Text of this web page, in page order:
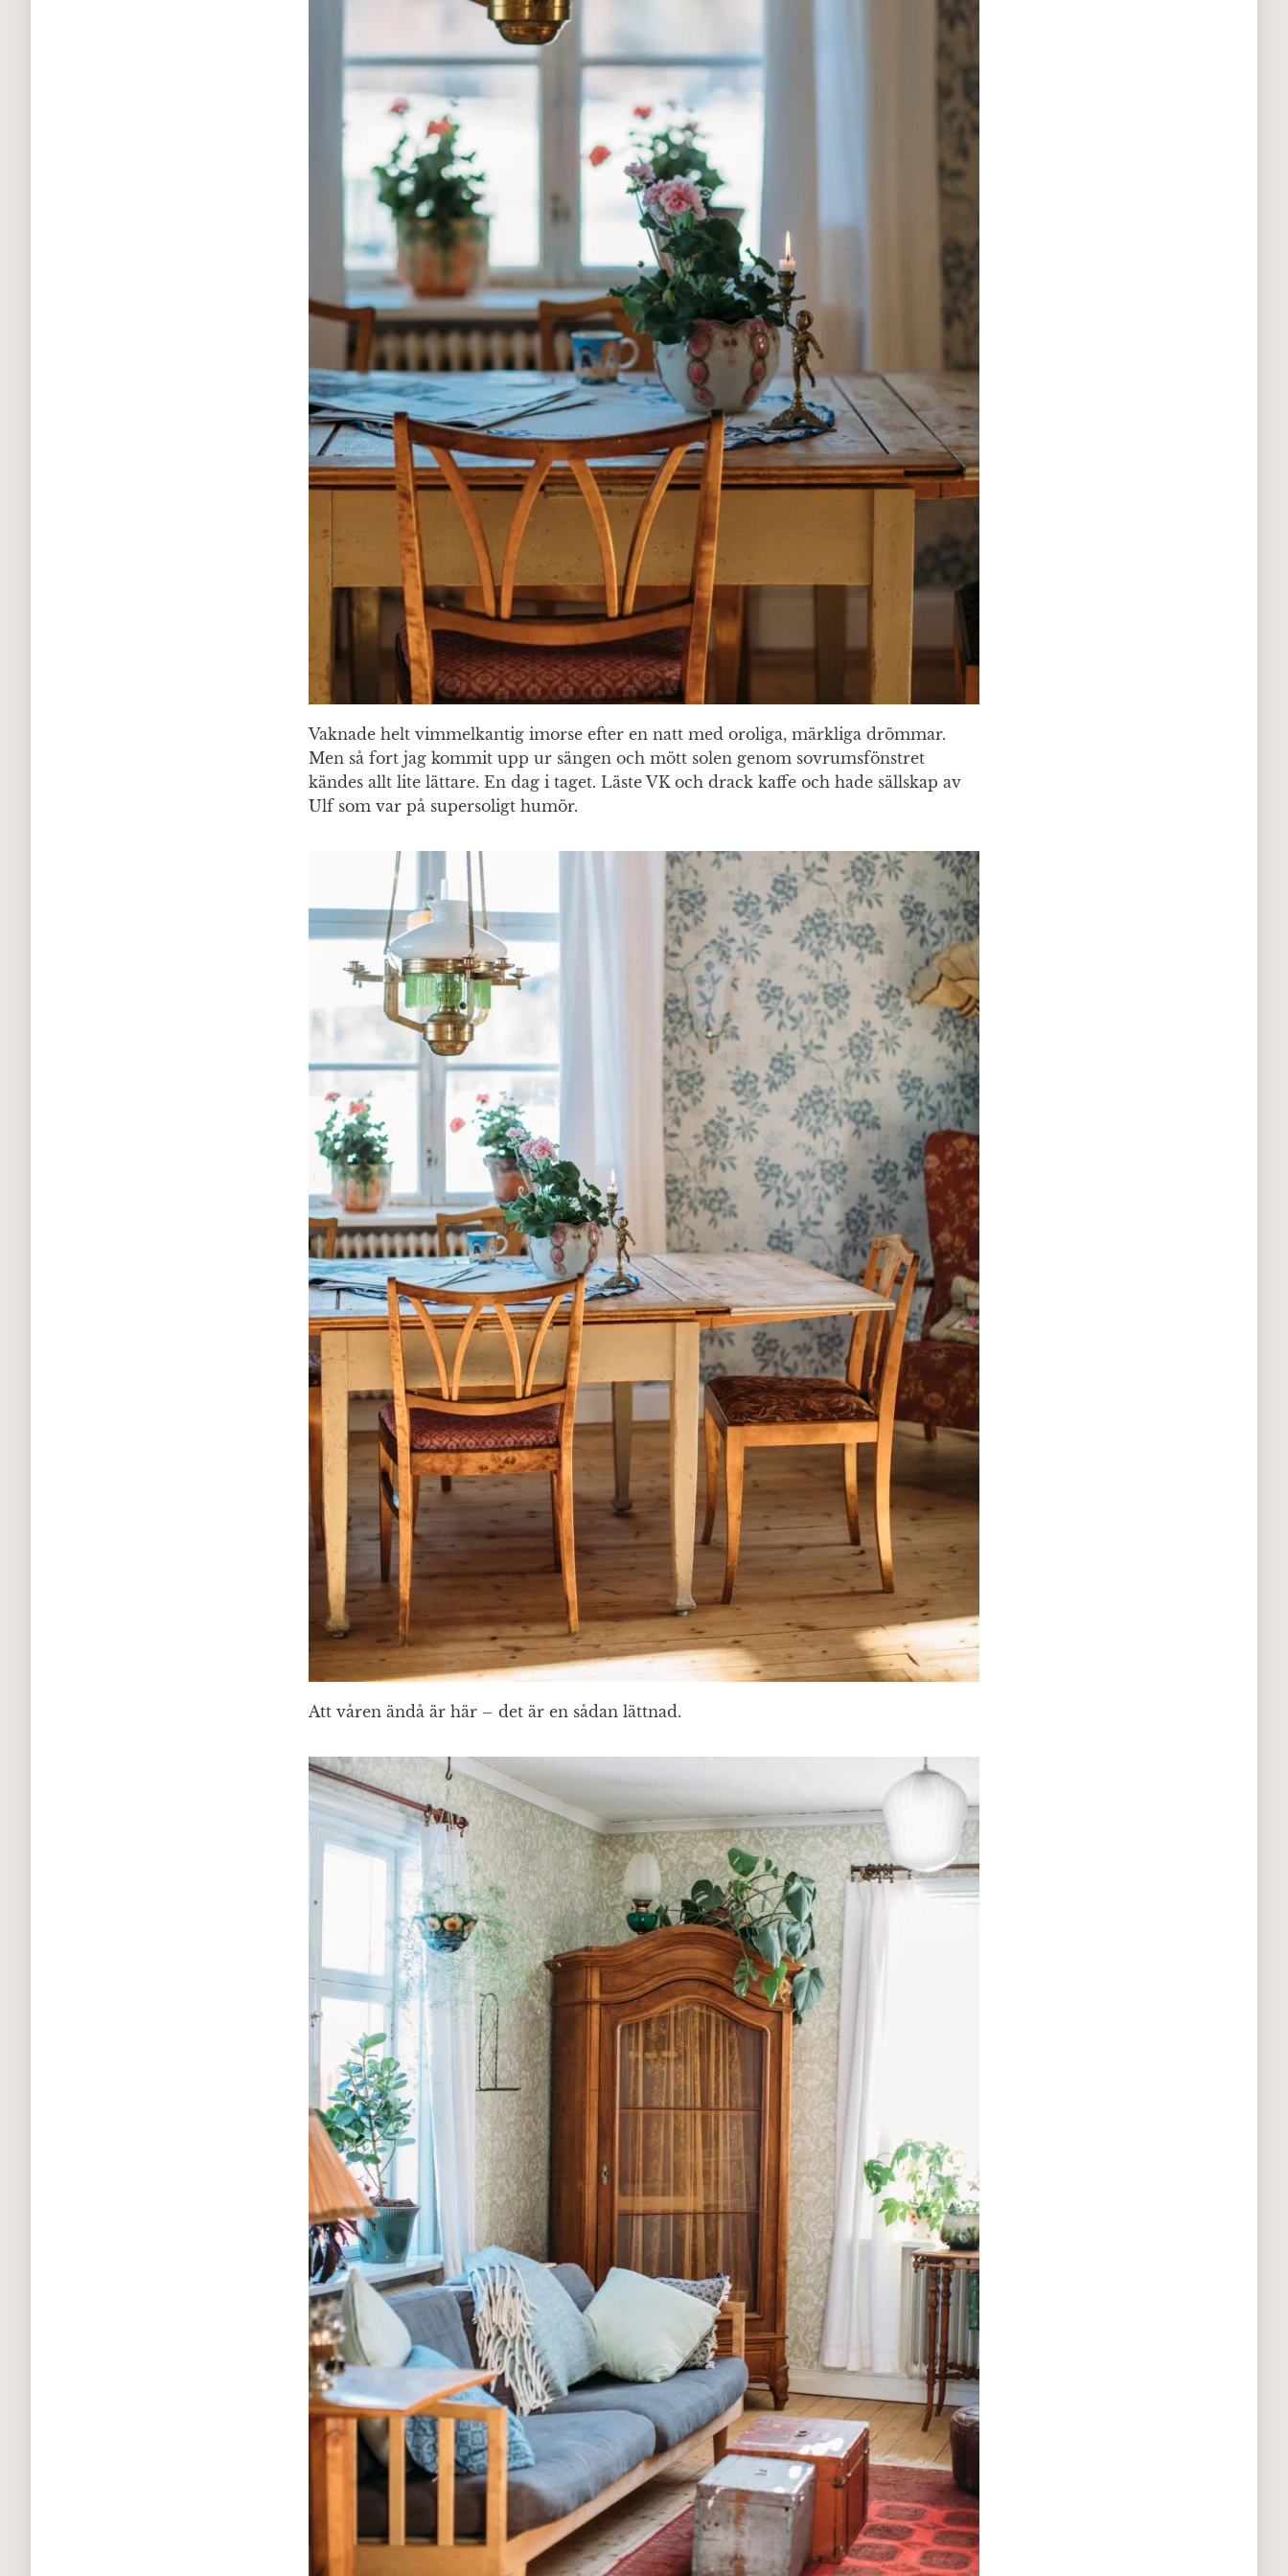
Vaknade helt vimmelkantig imorse efter en natt med oroliga, märkliga drömmar.
Men så fort jag kommit upp ur sängen och mött solen genom sovrumsfönstret
kändes allt lite lättare. En dag i taget. Läste VK och drack kaffe och hade sällskap av
Ulf som var på supersoligt humör.
Att våren ändå är här – det är en sådan lättnad.